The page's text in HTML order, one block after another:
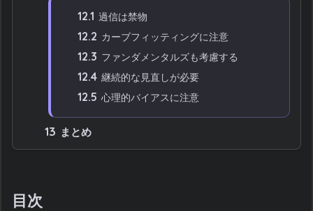
12.1 過信は禁物
12.2 カーブフィッティングに注意
12.3 ファンダメンタルズも考慮する
12.4 継続的な見直しが必要
12.5 心理的バイアスに注意
13 まとめ
目次